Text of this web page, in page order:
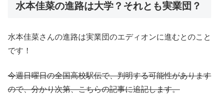
水本佳菜の進路は大学？それとも実業団？
水本佳菜さんの進路は実業団のエディオンに進むとのこと
です！
今週日曜日の全国高校駅伝で、判明する可能性があります
ので、分かり次第、こちらの記事に追記します。